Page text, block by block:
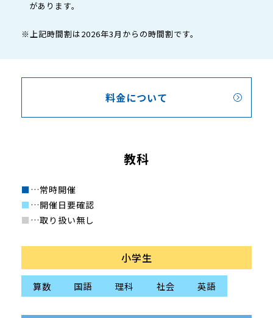
があります。
※上記時間割は2026年3月からの時間割です。
料金について
教科
■…常時開催
■ …開催日要確認
■ …取り扱い無し
小学生
算数 国語 理科 社会 英語